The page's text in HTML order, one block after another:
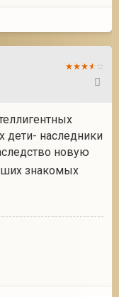
дети- наследники
новую
знакомых